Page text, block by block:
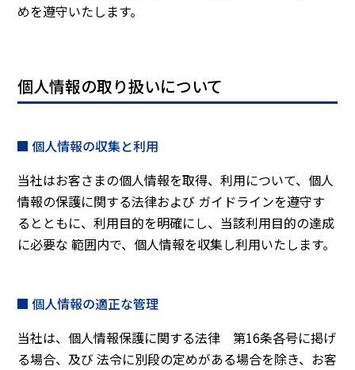
めを遵守いたします。
個人情報の取り扱いについて
個人情報の収集と利用
当社はお客さまの個人情報を取得、利用について、個人
情報の保護に関する法律および ガイドラインを遵守す
るとともに、利用目的を明確にし、当該利用目的の達成
に必要な 範囲内で、個人情報を収集し利用いたします。
個人情報の適正な管理
当社は、個人情報保護に関する法律 第16条各号に掲げ
る場合、及び 法令に別段の定めがある場合を除き、お客